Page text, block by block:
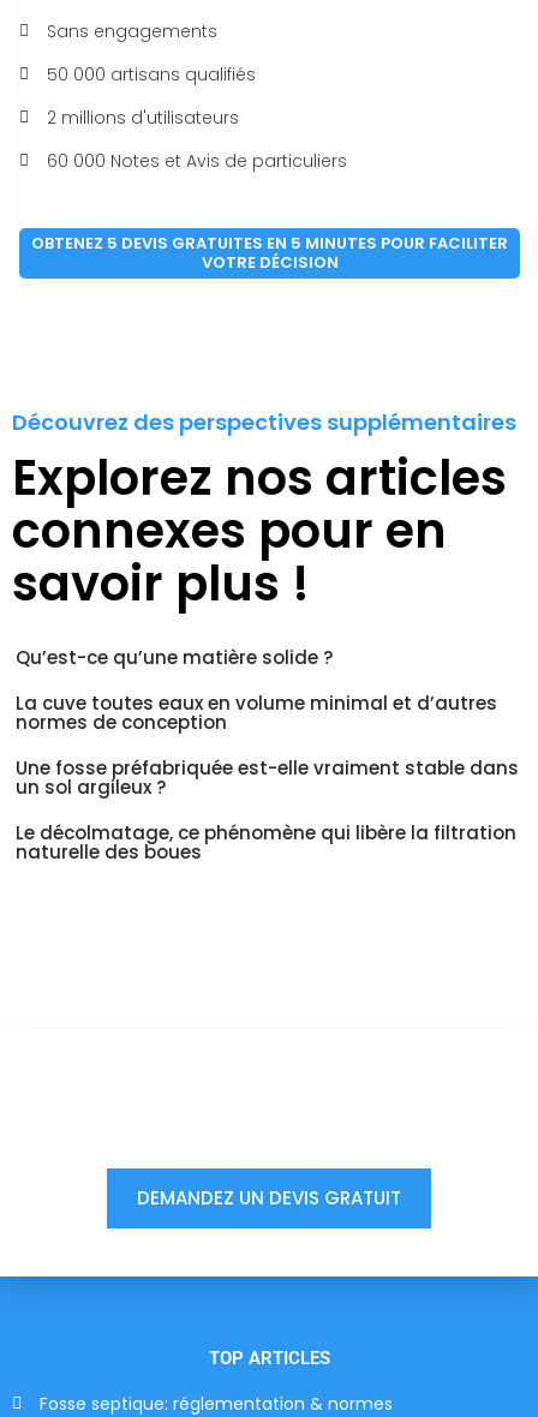
Sans engagements
50 000 artisans qualifiés
2 millions d'utilisateurs
60 000 Notes et Avis de particuliers
OBTENEZ 5 DEVIS GRATUITES EN 5 MINUTES POUR FACILITER
VOTRE DÉCISION
Découvrez des perspectives supplémentaires
Explorez nos articles
connexes pour en
savoir plus !
Qu’est-ce qu’une matière solide ?
La cuve toutes eaux en volume minimal et d’autres
normes de conception
Une fosse préfabriquée est-elle vraiment stable dans
un sol argileux ?
Le décolmatage, ce phénomène qui libère la filtration
naturelle des boues
DEMANDEZ UN DEVIS GRATUIT
TOP ARTICLES
Fosse septique: réglementation & normes